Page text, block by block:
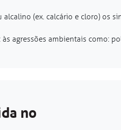
(ex. calcário e cloro) os
agressões ambientais como:
no